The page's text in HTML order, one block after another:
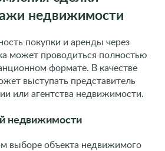
недвижимости
покупки и аренды через
может проводиться полностью
формате. В качестве
выступать представитель
или агентства недвижимости.
недвижимости
выборе объекта недвижимого